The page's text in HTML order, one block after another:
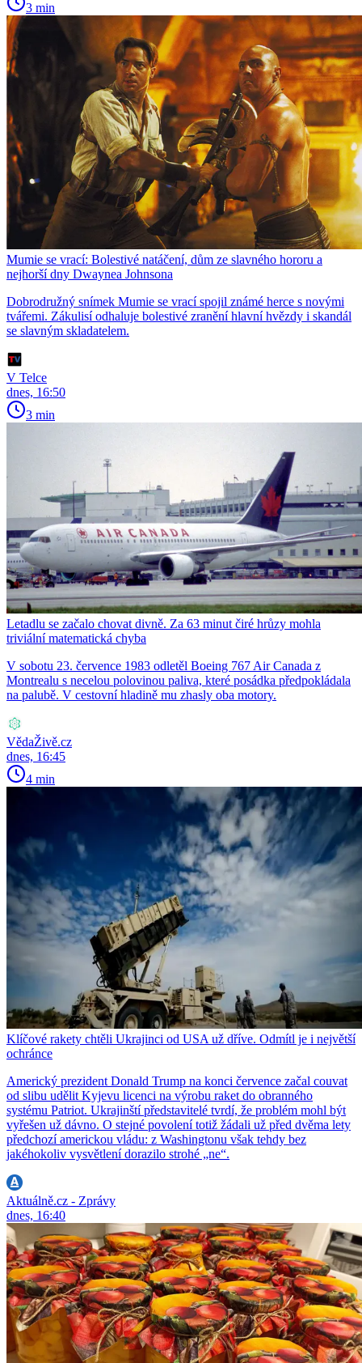
3 min
Mumie se vrací: Bolestivé natáčení, dům ze slavného hororu a
nejhorší dny Dwaynea Johnsona
Dobrodružný snímek Mumie se vrací spojil známé herce s novými
tvářemi. Zákulisí odhaluje bolestivé zranění hlavní hvězdy i skandál
se slavným skladatelem.
V Telce
dnes, 16:50
3 min
Letadlu se začalo chovat divně. Za 63 minut čiré hrůzy mohla
triviální matematická chyba
V sobotu 23. července 1983 odletěl Boeing 767 Air Canada z
Montrealu s necelou polovinou paliva, které posádka předpokládala
na palubě. V cestovní hladině mu zhasly oba motory.
VědaŽivě.cz
dnes, 16:45
4 min
Klíčové rakety chtěli Ukrajinci od USA už dříve. Odmítl je i největší
ochránce
Americký prezident Donald Trump na konci července začal couvat
od slibu udělit Kyjevu licenci na výrobu raket do obranného
systému Patriot. Ukrajinští představitelé tvrdí, že problém mohl být
vyřešen už dávno. O stejné povolení totiž žádali už před dvěma lety
předchozí americkou vládu: z Washingtonu však tehdy bez
jakéhokoliv vysvětlení dorazilo strohé „ne“.
Aktuálně.cz - Zprávy
dnes, 16:40